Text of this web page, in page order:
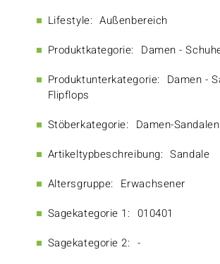
Lifestyle: Außenbereich
Produktkategorie: Damen -
Produktunterkategorie: Damen -
Flipflops
Stöberkategorie: Damen-Sandalen
Artikeltypbeschreibung: Sandale
Altersgruppe: Erwachsener
Sagekategorie 1: 010401
Sagekategorie 2: -